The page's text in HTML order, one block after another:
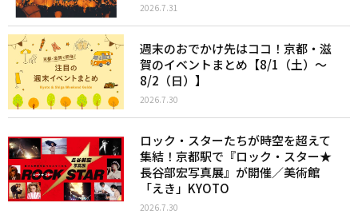
2026.7.31
週末のおでかけ先はココ！京都・滋
賀のイベントまとめ【8/1（土）〜
8/2（日）】
2026.7.30
ロック・スターたちが時空を超えて
集結！京都駅で『ロック・スター★
長谷部宏写真展』が開催／美術館
「えき」KYOTO
2026.7.30